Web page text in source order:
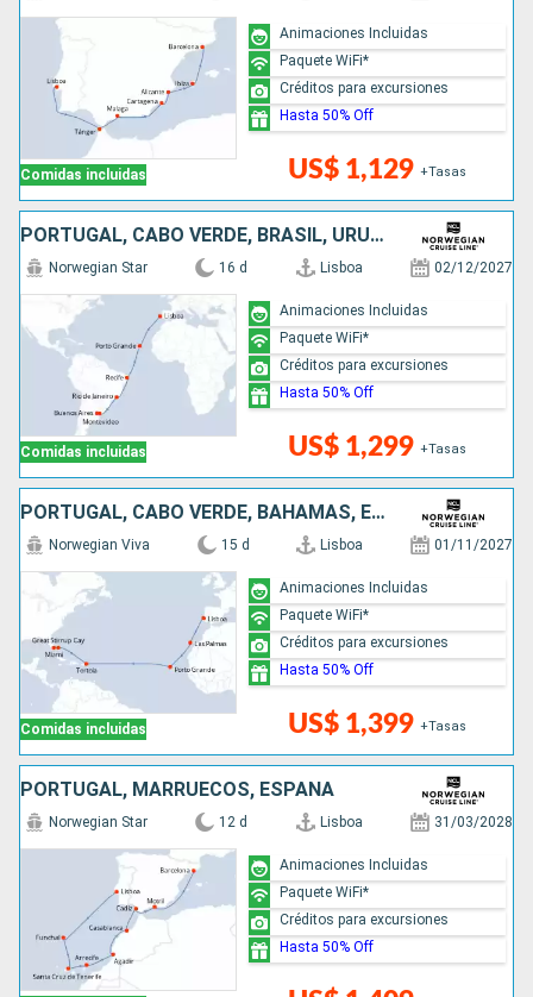
Comidas incluidas US$ 1,129 +Tasas
Animaciones Incluidas
Paquete WiFi*
Créditos para excursiones
Hasta 50% Off
PORTUGAL, CABO VERDE, BRASIL, URUGUAY, ARGENTINA
Comidas incluidas
Norwegian Star 16 d Lisboa 02/12/2027
US$ 1,299 +Tasas
Animaciones Incluidas
Paquete WiFi*
Créditos para excursiones
Hasta 50% Off
PORTUGAL, CABO VERDE, BAHAMAS, ESTADOS UNIDOS
Comidas incluidas
Norwegian Viva 15 d Lisboa 01/11/2027
US$ 1,399 +Tasas
Animaciones Incluidas
Paquete WiFi*
Créditos para excursiones
Hasta 50% Off
PORTUGAL, MARRUECOS, ESPAÑA
Norwegian Star 12 d Lisboa 31/03/2028
Animaciones Incluidas
Paquete WiFi*
Créditos para excursiones
Hasta 50% Off